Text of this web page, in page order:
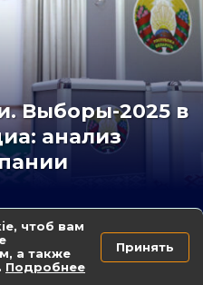
Выборы-2025 в
анализ
стандарты
2025 года
чтоб вам
а также
Подробнее
Принять